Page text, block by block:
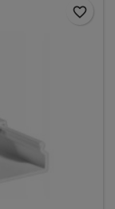
favorite_border